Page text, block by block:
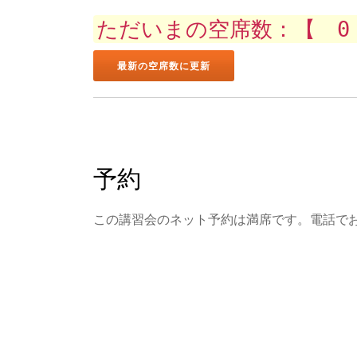
ただいまの空席数：【 0
予約
この講習会のネット予約は満席です。電話で